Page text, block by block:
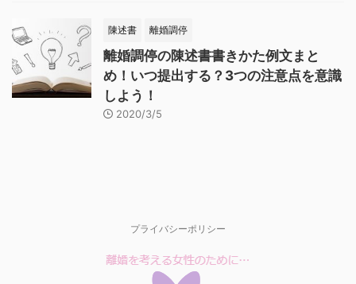
陳述書 離婚調停
離婚調停の陳述書書きかた例文まと
め！いつ提出する？3つの注意点を意識
しよう！
2020/3/5
プライバシーポリシー